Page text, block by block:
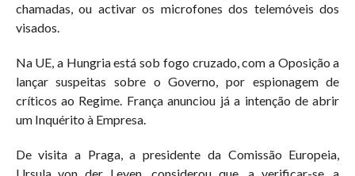
chamadas, ou activar os microfones dos telemóveis dos
visados.
Na UE, a Hungria está sob fogo cruzado, com a Oposição a
lançar suspeitas sobre o Governo, por espionagem de
críticos ao Regime. França anunciou já a intenção de abrir
um Inquérito à Empresa.
De visita a Praga, a presidente da Comissão Europeia,